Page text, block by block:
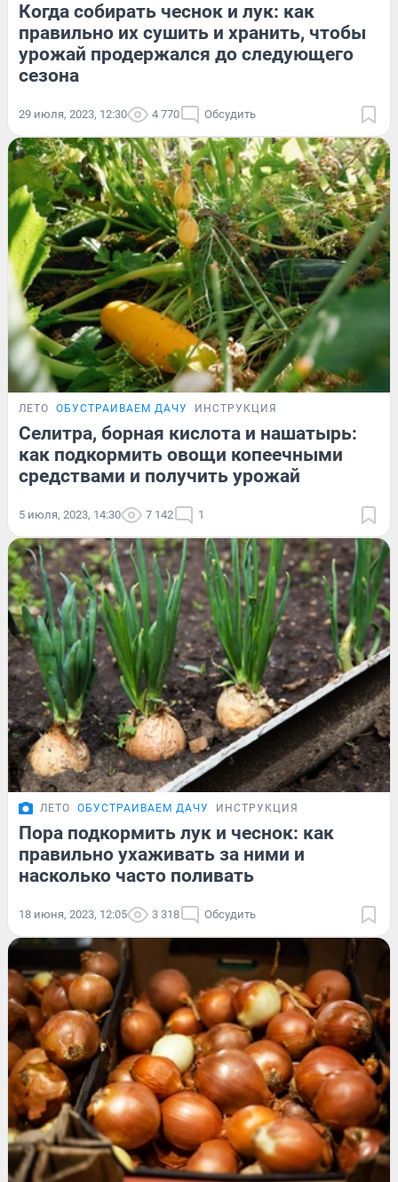
Когда собирать чеснок и лук: как
правильно их сушить и хранить, чтобы
урожай продержался до следующего
сезона
29 июля, 2023, 12:30 4 770 Обсудить
ЛЕТО ОБУСТРАИВАЕМ ДАЧУ ИНСТРУКЦИЯ
Селитра, борная кислота и нашатырь:
как подкормить овощи копеечными
средствами и получить урожай
5 июля, 2023, 14:30 7 142 1
ЛЕТО ОБУСТРАИВАЕМ ДАЧУ ИНСТРУКЦИЯ
Пора подкормить лук и чеснок: как
правильно ухаживать за ними и
насколько часто поливать
18 июня, 2023, 12:05 3 318 Обсудить